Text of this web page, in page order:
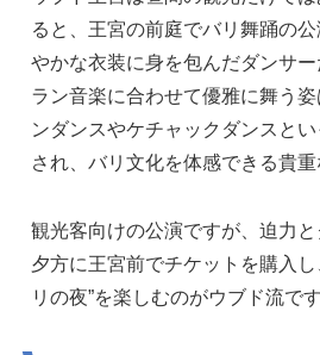
ると、王宮の前庭でバリ舞踊の
やかな衣装に身を包んだダンサ
ラン音楽に合わせて優雅に舞う
ンダンスやケチャックダンスと
され、バリ文化を体感できる貴重
観光客向けの公演ですが、迫力と
夕方に王宮前でチケットを購入
リの夜”を楽しむのがウブド流です